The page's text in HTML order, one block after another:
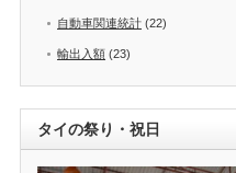
自動車関連統計 (22)
輸出入額 (23)
タイの祭り・祝日